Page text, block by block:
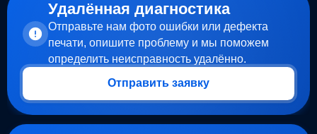
Удалённая диагностика
Отправьте нам фото ошибки или дефекта
печати, опишите проблему и мы поможем
определить неисправность удалённо.
Отправить заявку